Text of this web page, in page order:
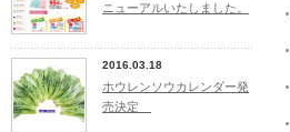
ニューアルいたしました。
2016.03.18
ホウレンソウカレンダー発
売決定